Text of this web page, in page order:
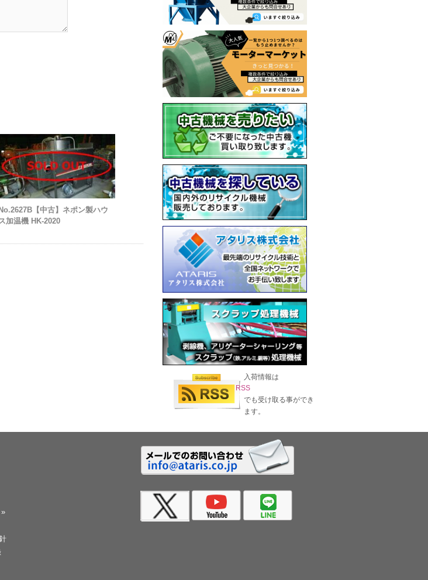
No.2627B【中古】ネポン製ハウ
加温機 HK-2020
入荷情報は
RSS
でも受け取る事ができ
ます。
»